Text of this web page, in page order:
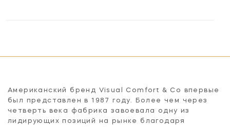
Американский бренд Visual Comfort & Co впервые
был представлен в 1987 году. Более чем через
четверть века фабрика завоевала одну из
лидирующих позиций на рынке благодаря